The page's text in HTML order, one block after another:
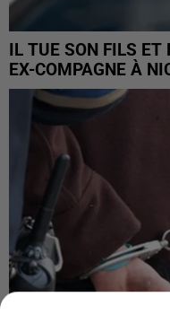
IL TUE SON FILS
EX-COMPAGNE À